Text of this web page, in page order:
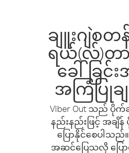
ချူးဂျဲစတ
ရယ်(လ်)တာ
ခေါ်ခြ
အကြံပြုခ
Viber Out သည်
နည်းနည်းဖြင့် အချိန်
ပြောနိုင်စေပါသ
အဆင်ပြေသလို ပြော